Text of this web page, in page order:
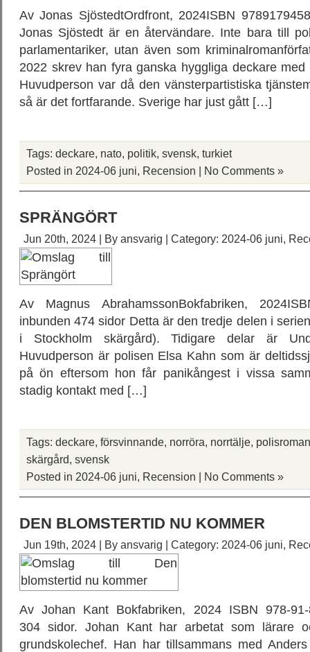
Av Jonas SjöstedtOrdfront, 2024ISBN
Jonas Sjöstedt är en återvändare. Inte bara till
parlamentariker, utan även som
2022 skrev han fyra ganska hyggliga deckare
Huvudperson var då den vänsterpartistiska
så är det fortfarande. Sverige har just gått […]
Tags: deckare, nato, politik, svensk, turkiet
Posted in 2024-06 juni, Recension | No Comments »
SPRÄNGÖRT
Jun 20th, 2024 | By ansvarig | Category: 2024-06 juni,
Av Magnus AbrahamssonBokfabriken,
inbunden 474 sidor Detta är den tredje delen i
i Stockholm skärgård). Tidigare delar är
Huvudperson är polisen Elsa Kahn som är
på ön eftersom hon får panikångest i vissa
stadig kontakt med […]
Tags: deckare, försvinnande, norröra, norrtälje, polisroman
skärgård, svensk
Posted in 2024-06 juni, Recension | No Comments »
DEN BLOMSTERTID NU KOMMER
Jun 19th, 2024 | By ansvarig | Category: 2024-06 juni,
Av Johan Kant Bokfabriken, 2024 ISBN 978-91-
304 sidor. Johan Kant har arbetat som lärare
grundskolechef. Han har tillsammans med